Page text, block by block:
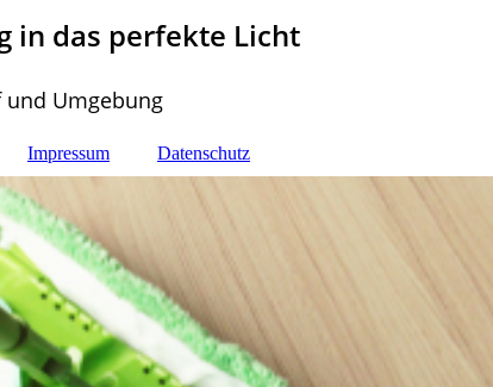
in das perfekte Licht
Umgebung
Impressum Datenschutz